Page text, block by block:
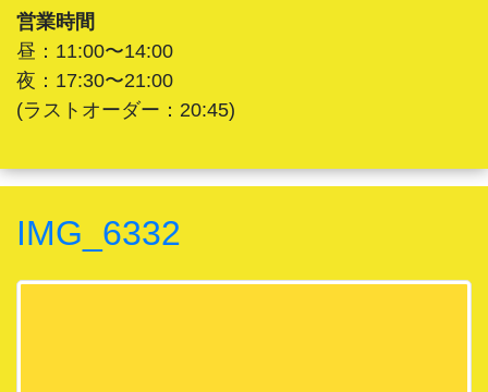
営業時間
昼：11:00〜14:00
夜：17:30〜21:00
(ラストオーダー：20:45)
IMG_6332